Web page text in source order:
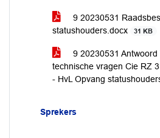
9 20230531
statushouders.docx
31 KB
9 20230531
technische vragen Cie RZ
- HvL Opvang
Sprekers